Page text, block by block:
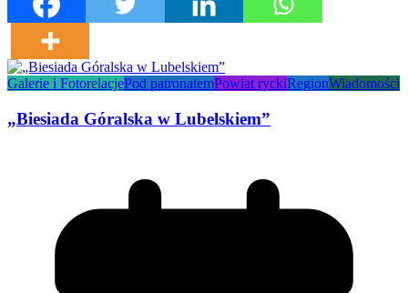
Galerie i FotorelacjePod patronatemPowiat ryckiRegionWiadomości
„Biesiada Góralska w Lubelskiem”